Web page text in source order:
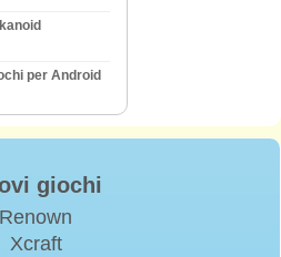
per Android
giochi
Renown
Xcraft